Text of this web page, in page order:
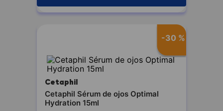
-30 %
Cetaphil
Cetaphil Sérum de ojos Optimal
Hydration 15ml